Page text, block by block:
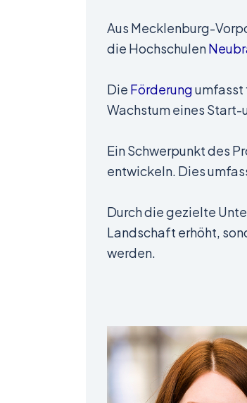
Aus Mecklenburg-
die Hochschulen
Die Förderungumfasst
Wachstum eines
Ein Schwerpunkt des
entwickeln. Dies
Durch die gezielte
Landschaft erhöht,
werden.